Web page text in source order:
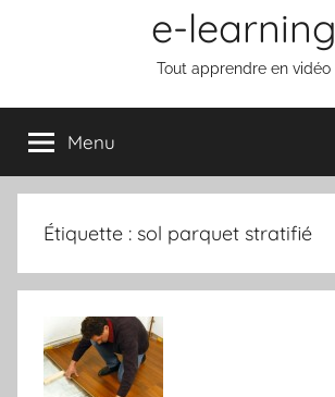
e-learning
Tout apprendre en vidéo
Menu
Étiquette : sol parquet stratifié